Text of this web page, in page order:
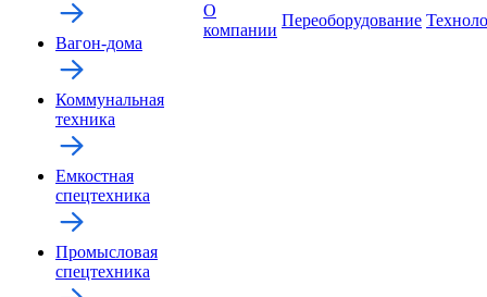
Вагон-дома
Коммунальная
техника
Емкостная
спецтехника
Промысловая
спецтехника
О
компании
Переоборудование